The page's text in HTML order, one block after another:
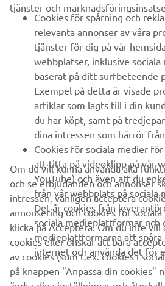
B2B
UTFORSKA YAMAHA
FAQ & SUPPORT
NYHETSBREV
Bli först att ta del av de senaste
nyheterna och mycket mer
Läs vår integritetspolicy för att ta reda
personuppgifter:
Integritetspolicy
tjänster och
Cookies för spårning och
relevanta annonser av våra
tjänster för dig på vår
webbplatser, inklusive sociala
baserat på ditt surfbeteende
Exempel på detta är visade
artiklar som lagts till i din
du har köpt, samt på
dina intressen som härrör
Cookies för sociala medier
att titta på videoklipp på vår
YouTube) och även att du
från vår webbplats på sociala
Det är cookies från
sociala medieplattformar och
medieplattformarna att
internet och använda det för
Om du vill kunna använda alla
och se erbjudanden och annonser
intressen, vänligen acceptera
annonsering och cookies för
klicka på Acceptera. Om du inte vill
cookies eller önskar att bara
av cookies (som t.ex. cookies i
på knappen "Anpassa din cookies"